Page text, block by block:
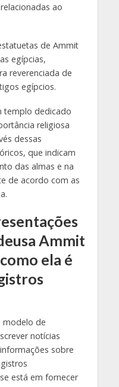
ao
de Ammit
egípcias,
reverenciada de
egípcios.
templo dedicado
religiosa
dessas
que indicam
das almas e na
de acordo com as
Ammit
ela é
modelo de
notícias
sobre
está em fornecer